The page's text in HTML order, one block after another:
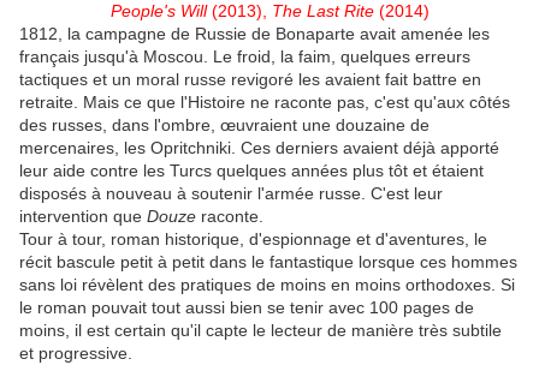
People's Will(2013), The Last Rite(2014)
1812, la campagne de Russie de Bonaparte avait amenée les
français jusqu'à Moscou. Le froid, la faim, quelques erreurs
tactiques et un moral russe revigoré les avaient fait battre en
retraite. Mais ce que l'Histoire ne raconte pas, c'est qu'aux côtés
des russes, dans l'ombre, œuvraient une douzaine de
mercenaires, les Opritchniki. Ces derniers avaient déjà apporté
leur aide contre les Turcs quelques années plus tôt et étaient
disposés à nouveau à soutenir l'armée russe. C'est leur
intervention que Douze raconte.
Tour à tour, roman historique, d'espionnage et d'aventures, le
récit bascule petit à petit dans le fantastique lorsque ces hommes
sans loi révèlent des pratiques de moins en moins orthodoxes. Si
le roman pouvait tout aussi bien se tenir avec 100 pages de
moins, il est certain qu'il capte le lecteur de manière très subtile
et progressive.